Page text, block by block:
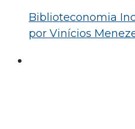
Biblioteconomia
por Vinícios